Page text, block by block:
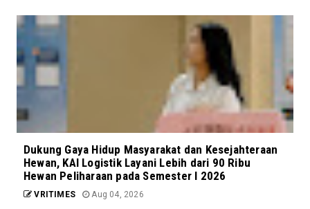
Dukung Gaya Hidup Masyarakat dan Kesejahteraan
Hewan, KAI Logistik Layani Lebih dari 90 Ribu
Hewan Peliharaan pada Semester I 2026
VRITIMES Aug 04, 2026